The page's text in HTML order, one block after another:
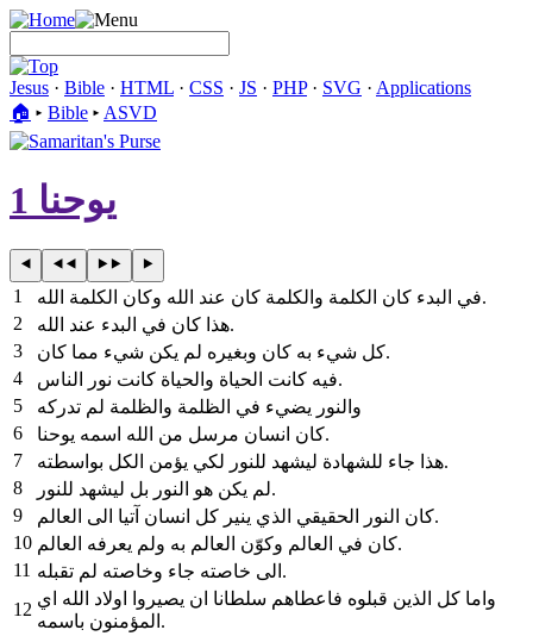
Jesus · Bible · HTML · CSS · JS · PHP· SVG · Applications
🏠︎ ▸ Bible ▸ ASVD
يوحنا 1
1
في البدء كان الكلمة والكلمة كان عند الله وكان الكلمة الله.
2
هذا كان في البدء عند الله.
3
كل شيء به كان وبغيره لم يكن شيء مما كان.
4
فيه كانت الحياة والحياة كانت نور الناس.
5
والنور يضيء في الظلمة والظلمة لم تدركه
6
كان انسان مرسل من الله اسمه يوحنا.
7
هذا جاء للشهادة ليشهد للنور لكي يؤمن الكل بواسطته.
8
لم يكن هو النور بل ليشهد للنور.
9
كان النور الحقيقي الذي ينير كل انسان آتيا الى العالم.
10
كان في العالم وكوّن العالم به ولم يعرفه العالم.
11
الى خاصته جاء وخاصته لم تقبله.
12
واما كل الذين قبلوه فاعطاهم سلطانا ان يصيروا اولاد الله اي
المؤمنون باسمه.